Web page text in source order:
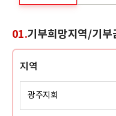
01.기부희망지역/기부
지역